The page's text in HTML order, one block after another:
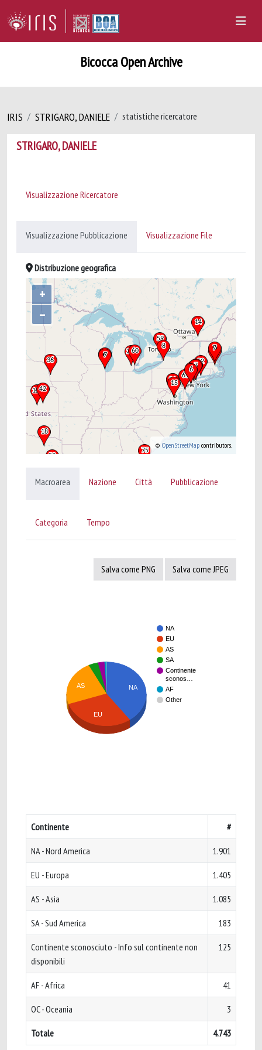
Bicocca Open Archive
IRIS STRIGARO, DANIELE statistiche ricercatore
STRIGARO, DANIELE
Visualizzazione Ricercatore
Visualizzazione Pubblicazione Visualizzazione File
Distribuzione geografica
+
–
© OpenStreetMap contributors.
Macroarea Nazione Città Pubblicazione
Categoria Tempo
Salva come PNG Salva come JPEG
NA
EU
AS
SA
Continente
sconos…
AF
Other
NA
AS
EU
Continente #
NA - Nord America 1.901
EU - Europa 1.405
AS - Asia 1.085
SA - Sud America 183
Continente sconosciuto - Info sul continente non
disponibili
125
AF - Africa 41
OC - Oceania 3
Totale 4.743